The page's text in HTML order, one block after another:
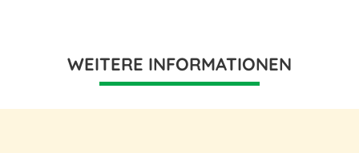
WEITERE INFORMATIONEN